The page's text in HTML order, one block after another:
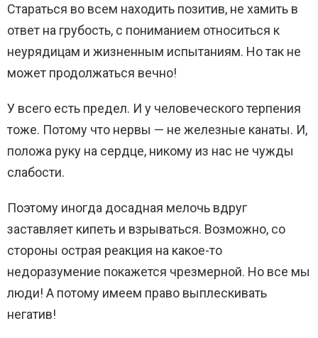
Стараться во всем находить позитив, не хамить в
ответ на грубость, с пониманием относиться к
неурядицам и жизненным испытаниям. Но так не
может продолжаться вечно!
У всего есть предел. И у человеческого терпения
тоже. Потому что нервы — не железные канаты. И,
положа руку на сердце, никому из нас не чужды
слабости.
Поэтому иногда досадная мелочь вдруг
заставляет кипеть и взрываться. Возможно, со
стороны острая реакция на какое-то
недоразумение покажется чрезмерной. Но все мы
люди! А потому имеем право выплескивать
негатив!